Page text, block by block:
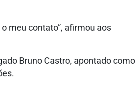
meu contato”, afirmou aos
Bruno Castro, apontado como